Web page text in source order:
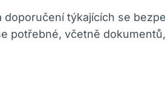
týkajících se
potřebné, včetně